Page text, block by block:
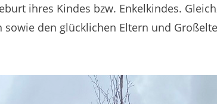
ihres Kindes bzw. Enkelkindes.
sowie den glücklichen Eltern und